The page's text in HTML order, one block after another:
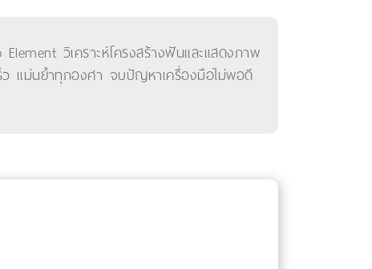
วิเคราะห์โครงสร้างฟันและแสดงภาพ
แม่นยำทุกองศา จบปัญหาเครื่องมือไม่พอดี